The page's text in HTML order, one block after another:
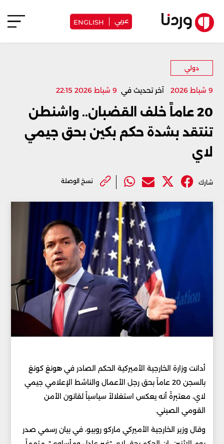
عربي ENGLISH
دولي
9 شباط 2026 آخر تحديث في 9 شباط 2026 22:15
20 عاماً خلف القضبان.. واشنطن
تنتقد بشدة حكم بكين بحق جيمي
لاي
شارك نسخ الوصلة
أدانت وزارة الخارجية الأميركية الحكم الصادر في هونغ كونغ
بالسجن 20 عاماً بحق رجل الأعمال والناشط الإعلامي جيمي
لاي، معتبرةً أنه يعكس استغلالاً سياسياً لقانون الأمن
القومي الصيني.
وقال وزير الخارجية الأميركي ماركو روبيو، في بيان رسمي صدر